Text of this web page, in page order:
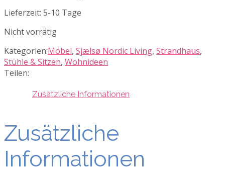
Lieferzeit: 5-10 Tage
Nicht vorrätig
Kategorien:Möbel, Sjælsø Nordic Living, Strandhaus,
Stühle & Sitzen, Wohnideen
Teilen:
Zusätzliche Informationen
Zusätzliche
Informationen